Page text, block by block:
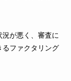
が悪く、審査に
ファクタリング